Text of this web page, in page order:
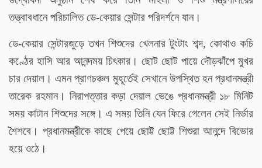
তত্ত্বাবধানে পরিচালিত ডে-কেয়ার সেন্টার পরিদর্শনে যান।
ডে-কেয়ার সেন্টারজুড়ে তখন শিশুদের খেলনার টুংটাং শব্দ, কোথাও কচি
কণ্ঠের হাসি আর আনন্দময় চিৎকার। ছোট ছোট পায়ে দৌড়ঝাঁপে মুখর
চার দেয়াল। এমন প্রাণচঞ্চল মুহূর্তেই সেখানে উপস্থিত হন প্রধানমন্ত্রী
তারেক রহমান। নিরাপত্তার কড়া দেয়াল ভেঙে প্রধানমন্ত্রী ১৮ মিনিট
সময় কাটান শিশুদের সঙ্গে। এ সময় তিনি যেন ফিরে গেলেন সেই নির্ভার
শৈশবে। প্রধানমন্ত্রীকে কাছে পেয়ে ছোট্ট ছোট্ট শিশুরা আনন্দে বিভোর
হয়ে ওঠে।